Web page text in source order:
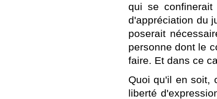
qui se
d'appréciation du
poserait
personne dont le
faire. Et dans ce
Quoi qu'il en soit,
liberté